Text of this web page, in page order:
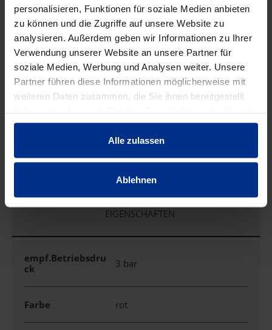
personalisieren, Funktionen für soziale Medien anbieten
zu können und die Zugriffe auf unsere Website zu
analysieren. Außerdem geben wir Informationen zu Ihrer
Verwendung unserer Website an unsere Partner für
soziale Medien, Werbung und Analysen weiter. Unsere
Partner führen diese Informationen möglicherweise mit
weiteren Daten zusammen, die Sie ihnen bereitgestellt
gesammelt haben.
Alle zulassen
Ablehnen
Versenkkörper 100
mm
Übergangsstück SPR
auf R1/2"
EIGENSCHAFTEN
empf.Betriebsdru
ck
3 bar
Farbe rot